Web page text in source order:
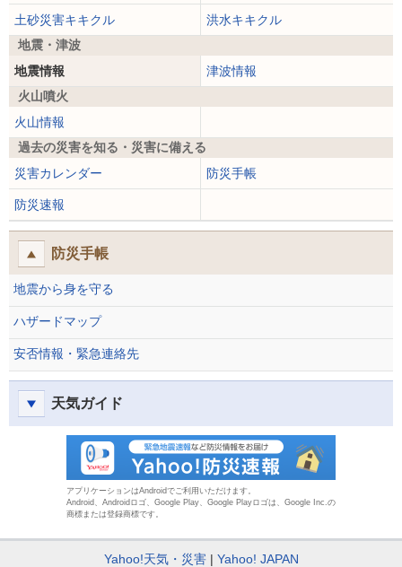
土砂災害キキクル
洪水キキクル
地震・津波
地震情報
津波情報
火山噴火
火山情報
過去の災害を知る・災害に備える
災害カレンダー
防災手帳
防災速報
防災手帳
地震から身を守る
ハザードマップ
安否情報・緊急連絡先
天気ガイド
アプリケーションはAndroidでご利用いただけます。
Android、Androidロゴ、Google Play、Google Playロゴは、Google Inc.の
商標または登録商標です。
Yahoo!天気・災害 Yahoo! JAPAN